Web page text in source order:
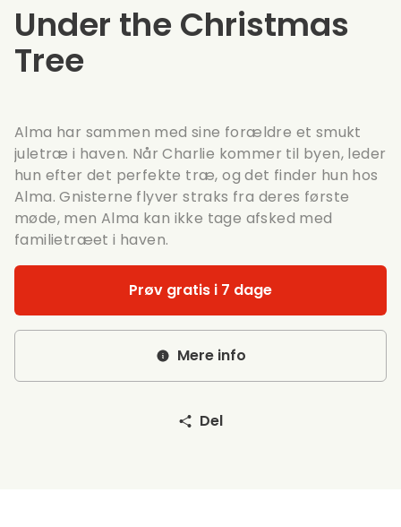
Under the Christmas
Tree
Alma har sammen med sine forældre et smukt
juletræ i haven. Når Charlie kommer til byen, leder
hun efter det perfekte træ, og det finder hun hos
Alma. Gnisterne flyver straks fra deres første
møde, men Alma kan ikke tage afsked med
familietræet i haven.
Prøv gratis i 7 dage
Mere info
Del